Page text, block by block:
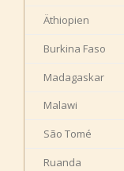
Äthiopien
Burkina Faso
Madagaskar
Malawi
São Tomé
Ruanda